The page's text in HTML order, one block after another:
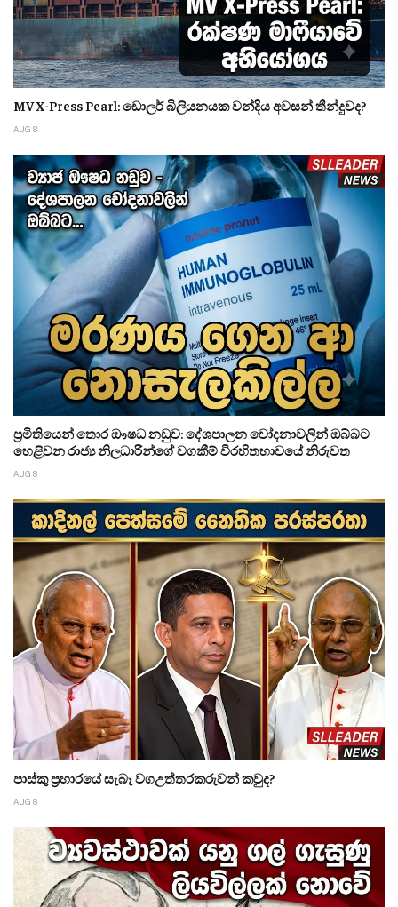
MV X-Press Pearl: ඩොලර් බිලියනයක වන්දිය අවසන් තීන්දුවද?
AUG 8
ප්‍රමිතියෙන් තොර ඖෂධ නඩුව: දේශපාලන චෝදනාවලින් ඔබ්බට
හෙළිවන රාජ්‍ය නිලධාරීන්ගේ වගකීම් විරහිතභාවයේ නිරුවත
AUG 8
පාස්කු ප්‍රහාරයේ සැබෑ වගඋත්තරකරුවන් කවුද?
AUG 8